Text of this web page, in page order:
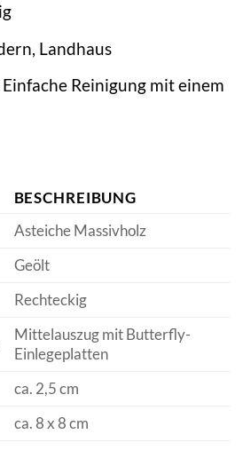
Landhaus
Reinigung mit einem
BESCHREIBUNG
Asteiche Massivholz
Geölt
Rechteckig
Mittelauszug mit Butterfly-
Einlegeplatten
ca. 2,5 cm
ca. 8 x 8 cm